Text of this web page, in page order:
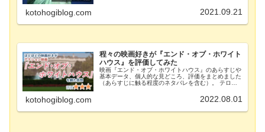
画。 家族愛あふれるオススメアクション映画です。
kotohogiblog.com 2021.09.21
程々の映画好きが『エンド・オブ・ホワイト
ハウス』を評価してみた
映画『エンド・オブ・ホワイトハウス』のあらすじや
基本データ、個人的な見どころ、評価をまとめました
（あらすじに触る程度のネタバレを含む）。 テロリ
の男が救い出す、アクション映画シリーズ第一弾。
kotohogiblog.com 2022.08.01